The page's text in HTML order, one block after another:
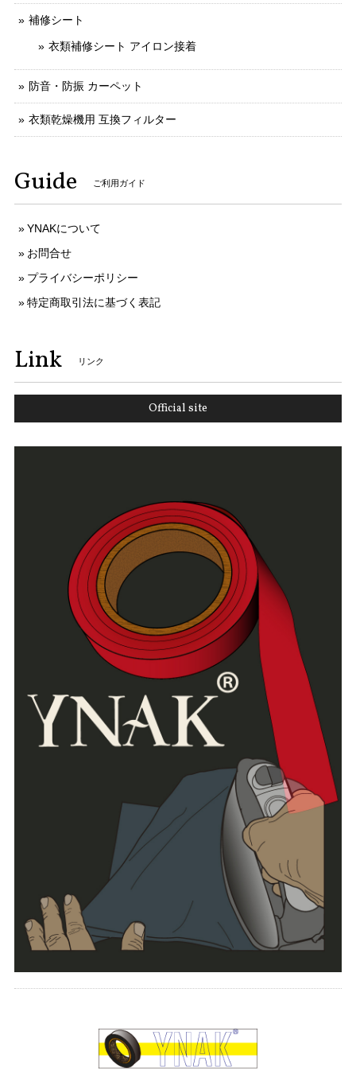
補修シート
衣類補修シート アイロン接着
防音・防振 カーペット
衣類乾燥機用 互換フィルター
Guide ご利用ガイド
YNAKについて
お問合せ
プライバシーポリシー
特定商取引法に基づく表記
Link リンク
Official site